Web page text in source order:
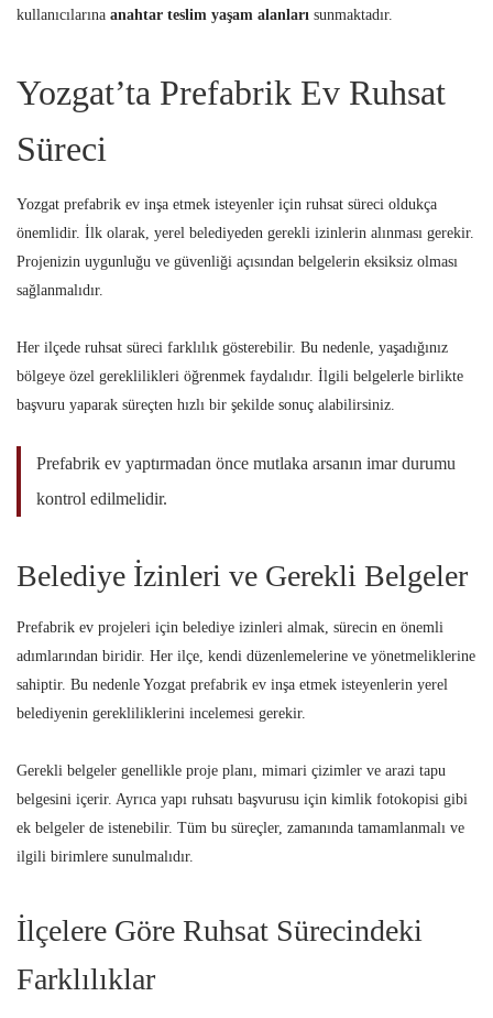
kullanıcılarına anahtar teslim yaşam alanları sunmaktadır.
Yozgat’ta Prefabrik Ev Ruhsat
Süreci
Yozgat prefabrik ev inşa etmek isteyenler için ruhsat süreci oldukça
önemlidir. İlk olarak, yerel belediyeden gerekli izinlerin alınması gerekir.
Projenizin uygunluğu ve güvenliği açısından belgelerin eksiksiz olması
sağlanmalıdır.
Her ilçede ruhsat süreci farklılık gösterebilir. Bu nedenle, yaşadığınız
bölgeye özel gereklilikleri öğrenmek faydalıdır. İlgili belgelerle birlikte
başvuru yaparak süreçten hızlı bir şekilde sonuç alabilirsiniz.
Prefabrik ev yaptırmadan önce mutlaka arsanın imar durumu
kontrol edilmelidir.
Belediye İzinleri ve Gerekli Belgeler
Prefabrik ev projeleri için belediye izinleri almak, sürecin en önemli
adımlarından biridir. Her ilçe, kendi düzenlemelerine ve yönetmeliklerine
sahiptir. Bu nedenle Yozgat prefabrik ev inşa etmek isteyenlerin yerel
belediyenin gerekliliklerini incelemesi gerekir.
Gerekli belgeler genellikle proje planı, mimari çizimler ve arazi tapu
belgesini içerir. Ayrıca yapı ruhsatı başvurusu için kimlik fotokopisi gibi
ek belgeler de istenebilir. Tüm bu süreçler, zamanında tamamlanmalı ve
ilgili birimlere sunulmalıdır.
İlçelere Göre Ruhsat Sürecindeki
Farklılıklar